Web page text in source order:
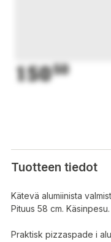
15050
Tuotteen tiedot
Kätevä alumiinista
Pituus 58 cm. Käsinpesu.
Praktisk pizzaspade i